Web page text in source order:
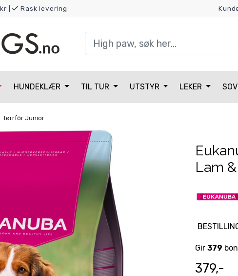
| Rask levering
HUNDEKLÆR TIL TUR UTSTYR LEKER
Tørrfôr Junior
Lam
Gir 379
379,-